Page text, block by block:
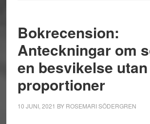
Bokrecension:
Anteckningar om
en besvikelse utan
proportioner
10 JUNI, 2021 BY ROSEMARI SÖDERGREN